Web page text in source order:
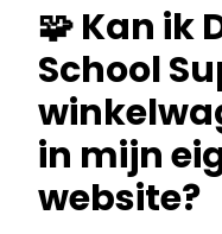
🧩 Kan ik
School
in mijn
website?